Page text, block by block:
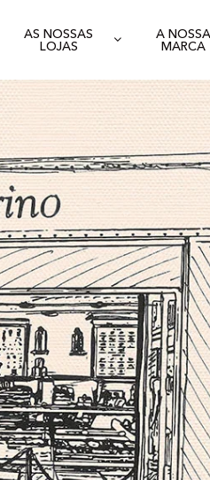
AS NOSSAS
LOJAS
A NOSSA
MARCA